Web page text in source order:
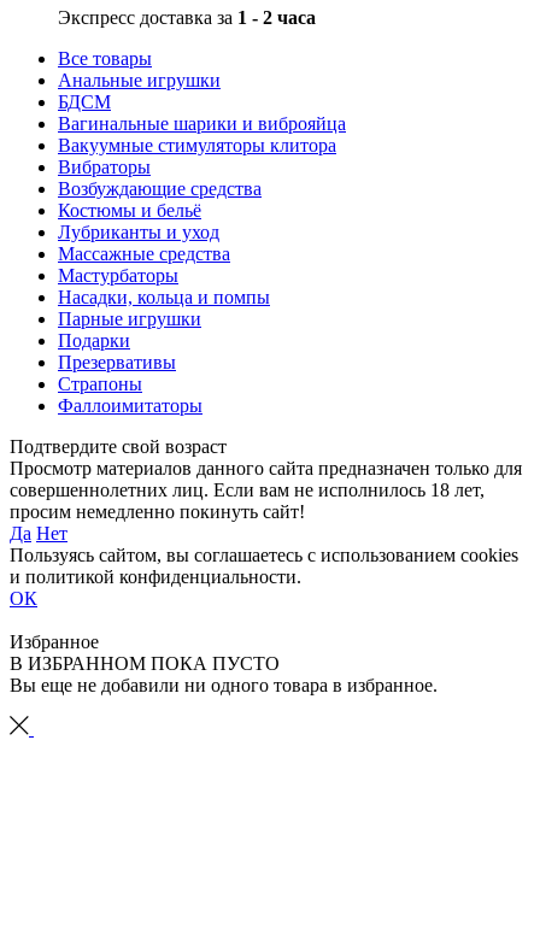
Экспресс доставка за 1 - 2 часа
Все товары
Анальные игрушки
БДСМ
Вагинальные шарики и виброяйца
Вакуумные стимуляторы клитора
Вибраторы
Возбуждающие средства
Костюмы и бельё
Лубриканты и уход
Массажные средства
Мастурбаторы
Насадки, кольца и помпы
Парные игрушки
Подарки
Презервативы
Страпоны
Фаллоимитаторы
Подтвердите свой возраст
Просмотр материалов данного сайта предназначен только для
совершеннолетних лиц. Если вам не исполнилось 18 лет,
просим немедленно покинуть сайт!
Да Нет
Пользуясь сайтом, вы соглашаетесь с использованием cookies
и политикой конфиденциальности.
ОК
Избранное
В ИЗБРАННОМ ПОКА ПУСТО
Вы еще не добавили ни одного товара в избранное.